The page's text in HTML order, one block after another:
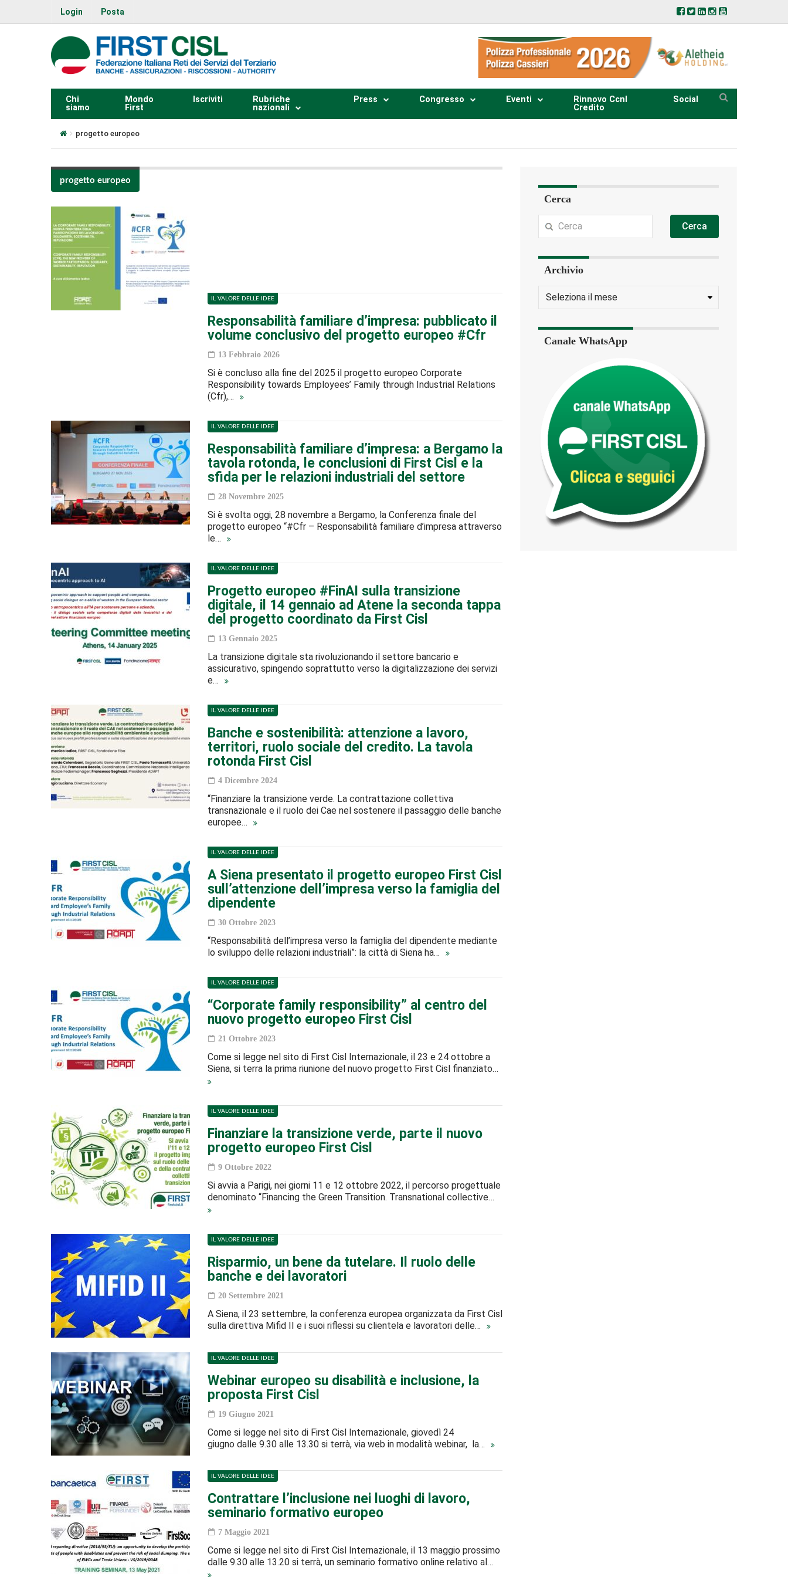
Login Posta
Chi
siamo
Mondo
First
Iscriviti
Rubriche
nazionali
Press Congresso Eventi
Rinnovo Ccnl
Credito
Social
progetto europeo
progetto europeo
IL VALORE DELLE IDEE
Responsabilità familiare d’impresa: pubblicato il
volume conclusivo del progetto europeo #Cfr
13 Febbraio 2026
Si è concluso alla fine del 2025 il progetto europeo Corporate
Responsibility towards Employees’ Family through Industrial Relations
(Cfr),…
IL VALORE DELLE IDEE
Responsabilità familiare d’impresa: a Bergamo la
tavola rotonda, le conclusioni di First Cisl e la
sfida per le relazioni industriali del settore
28 Novembre 2025
Si è svolta oggi, 28 novembre a Bergamo, la Conferenza finale del
progetto europeo “#Cfr – Responsabilità familiare d’impresa attraverso
le…
IL VALORE DELLE IDEE
Progetto europeo #FinAI sulla transizione
digitale, il 14 gennaio ad Atene la seconda tappa
del progetto coordinato da First Cisl
13 Gennaio 2025
La transizione digitale sta rivoluzionando il settore bancario e
assicurativo, spingendo soprattutto verso la digitalizzazione dei servizi
e…
IL VALORE DELLE IDEE
Banche e sostenibilità: attenzione a lavoro,
territori, ruolo sociale del credito. La tavola
rotonda First Cisl
4 Dicembre 2024
“Finanziare la transizione verde. La contrattazione collettiva
transnazionale e il ruolo dei Cae nel sostenere il passaggio delle banche
europee…
IL VALORE DELLE IDEE
A Siena presentato il progetto europeo First Cisl
sull’attenzione dell’impresa verso la famiglia del
dipendente
30 Ottobre 2023
“Responsabilità dell’impresa verso la famiglia del dipendente mediante
lo sviluppo delle relazioni industriali”: la città di Siena ha…
IL VALORE DELLE IDEE
“Corporate family responsibility” al centro del
nuovo progetto europeo First Cisl
21 Ottobre 2023
Come si legge nel sito di First Cisl Internazionale, il 23 e 24 ottobre a
Siena, si terra la prima riunione del nuovo progetto First Cisl finanziato…
IL VALORE DELLE IDEE
Finanziare la transizione verde, parte il nuovo
progetto europeo First Cisl
9 Ottobre 2022
Si avvia a Parigi, nei giorni 11 e 12 ottobre 2022, il percorso progettuale
denominato “Financing the Green Transition. Transnational collective…
IL VALORE DELLE IDEE
Risparmio, un bene da tutelare. Il ruolo delle
banche e dei lavoratori
20 Settembre 2021
A Siena, il 23 settembre, la conferenza europea organizzata da First Cisl
sulla direttiva Mifid II e i suoi riflessi su clientela e lavoratori delle…
IL VALORE DELLE IDEE
Webinar europeo su disabilità e inclusione, la
proposta First Cisl
19 Giugno 2021
Come si legge nel sito di First Cisl Internazionale, giovedì 24
giugno dalle 9.30 alle 13.30 si terrà, via web in modalità webinar, la…
IL VALORE DELLE IDEE
Contrattare l’inclusione nei luoghi di lavoro,
seminario formativo europeo
7 Maggio 2021
Come si legge nel sito di First Cisl Internazionale, il 13 maggio prossimo
dalle 9.30 alle 13.20 si terrà, un seminario formativo online relativo al…
Cerca
Cerca
Archivio
Canale WhatsApp